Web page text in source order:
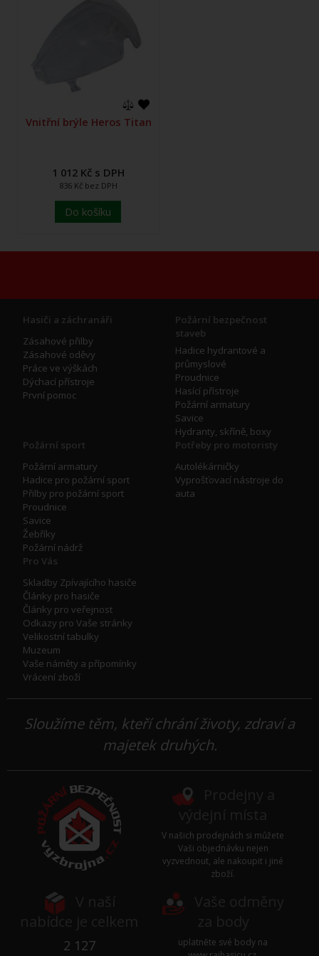
Vnitřní brýle Heros Titan
1 012 Kč s DPH
836 Kč bez DPH
Do košíku
Hasiči a záchranáři
Zásahové přilby
Zásahové oděvy
Práce ve výškách
Dýchací přístroje
První pomoc
Požární bezpečnost
staveb
Hadice hydrantové a
průmyslové
Proudnice
Hasící přístroje
Požární armatury
Savice
Hydranty, skříně, boxy
Požární sport
Požární armatury
Hadice pro požární sport
Přilby pro požární sport
Proudnice
Savice
Žebříky
Požární nádrž
Potřeby pro motoristy
Autolékárničky
Vyprošťovací nástroje do
auta
Pro Vás
Skladby Zpívajícího hasiče
Články pro hasiče
Články pro veřejnost
Odkazy pro Vaše stránky
Velikostní tabulky
Muzeum
Vaše náměty a přípomínky
Vrácení zboží
Sloužíme těm, kteří chrání životy, zdraví a
majetek druhých.
V našich prodejnách si můžete
Vaši objednávku nejen
vyzvednout, ale nakoupit i jiné
zboží.
2 127
uplatněte své body na